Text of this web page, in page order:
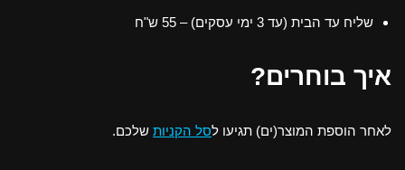
שליח עד הבית (עד 3 ימי עסקים) – 55 ש"ח
איך בוחרים?
לאחר הוספת המוצר(ים) תגיעו לסל הקניות שלכם.